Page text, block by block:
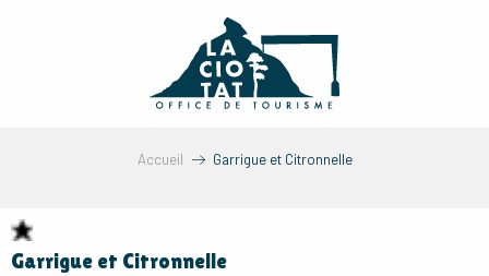
Accueil Garrigue et Citronnelle
Garrigue et Citronnelle